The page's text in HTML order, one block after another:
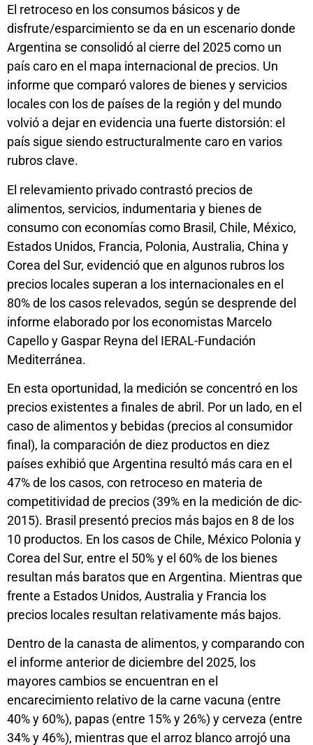
El retroceso en los consumos básicos y de
disfrute/esparcimiento se da en un escenario donde
Argentina se consolidó al cierre del 2025 como un
país caro en el mapa internacional de precios. Un
informe que comparó valores de bienes y servicios
locales con los de países de la región y del mundo
volvió a dejar en evidencia una fuerte distorsión: el
país sigue siendo estructuralmente caro en varios
rubros clave.
El relevamiento privado contrastó precios de
alimentos, servicios, indumentaria y bienes de
consumo con economías como Brasil, Chile, México,
Estados Unidos, Francia, Polonia, Australia, China y
Corea del Sur, evidenció que en algunos rubros los
precios locales superan a los internacionales en el
80% de los casos relevados, según se desprende del
informe elaborado por los economistas Marcelo
Capello y Gaspar Reyna del IERAL-Fundación
Mediterránea.
En esta oportunidad, la medición se concentró en los
precios existentes a finales de abril. Por un lado, en el
caso de alimentos y bebidas (precios al consumidor
final), la comparación de diez productos en diez
países exhibió que Argentina resultó más cara en el
47% de los casos, con retroceso en materia de
competitividad de precios (39% en la medición de dic-
2015). Brasil presentó precios más bajos en 8 de los
10 productos. En los casos de Chile, México Polonia y
Corea del Sur, entre el 50% y el 60% de los bienes
resultan más baratos que en Argentina. Mientras que
frente a Estados Unidos, Australia y Francia los
precios locales resultan relativamente más bajos.
Dentro de la canasta de alimentos, y comparando con
el informe anterior de diciembre del 2025, los
mayores cambios se encuentran en el
encarecimiento relativo de la carne vacuna (entre
40% y 60%), papas (entre 15% y 26%) y cerveza (entre
34% y 46%), mientras que el arroz blanco arrojó una